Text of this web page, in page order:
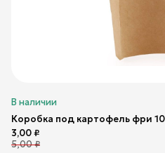
В наличии
Коробка под картофель фри
3,00₽
5,00₽